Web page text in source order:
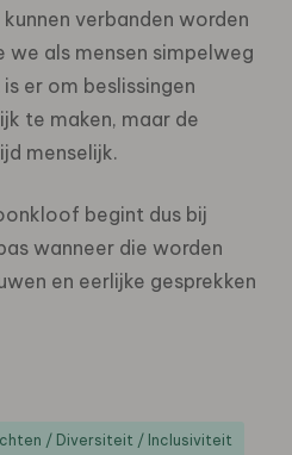
verbanden worden
we als mensen simpelweg
er om beslissingen
te maken, maar de
menselijk.
begint dus bij
wanneer die worden
en eerlijke gesprekken
/ Diversiteit / Inclusiviteit